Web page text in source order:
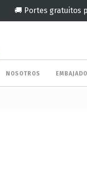
🚚 Portes gratuitos
NOSOTROS